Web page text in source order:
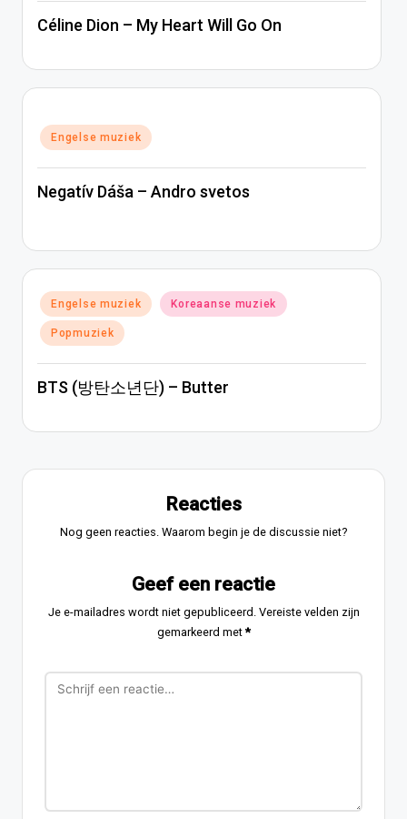
Céline Dion – My Heart Will Go On
Geplaatst
in
Engelse muziek
Negatív Dáša – Andro svetos
Geplaatst
in
Engelse muziek Koreaanse muziek
Popmuziek
BTS (방탄소년단) – Butter
Reacties
Nog geen reacties. Waarom begin je de discussie niet?
Geef een reactie
Je e-mailadres wordt niet gepubliceerd. Vereiste velden zijn
gemarkeerd met*